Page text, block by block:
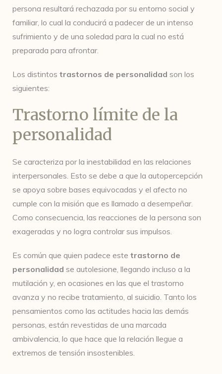
persona resultará rechazada por su entorno social y
familiar, lo cual la conducirá a padecer de un intenso
sufrimiento y de una soledad para la cual no está
preparada para afrontar.
Los distintos trastornos de personalidad son los
siguientes:
Trastorno límite de la
personalidad
Se caracteriza por la inestabilidad en las relaciones
interpersonales. Esto se debe a que la autopercepción
se apoya sobre bases equivocadas y el afecto no
cumple con la misión que es llamado a desempeñar.
Como consecuencia, las reacciones de la persona son
exageradas y no logra controlar sus impulsos.
Es común que quien padece este trastorno de
personalidad se autolesione, llegando incluso a la
mutilación y, en ocasiones en las que el trastorno
avanza y no recibe tratamiento, al suicidio. Tanto los
pensamientos como las actitudes hacia las demás
personas, están revestidas de una marcada
ambivalencia, lo que hace que la relación llegue a
extremos de tensión insostenibles.